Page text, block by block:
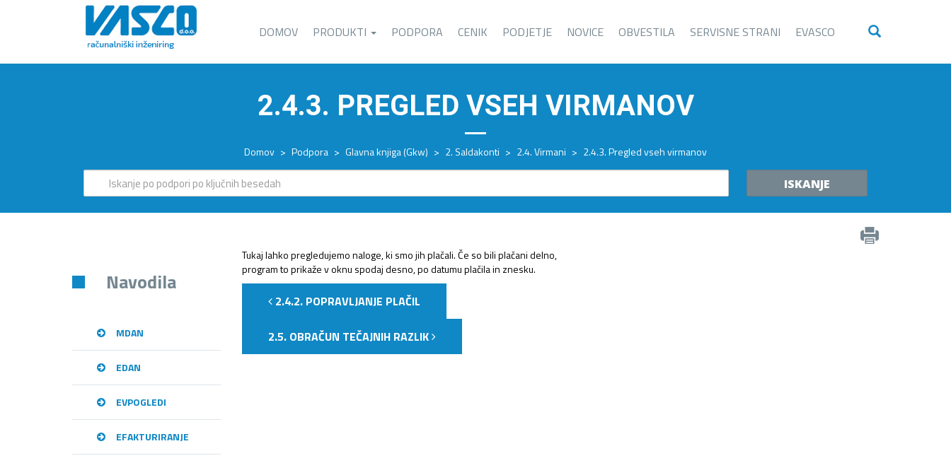
DOMOV PRODUKTI PODPORA CENIK PODJETJE NOVICE OBVESTILA SERVISNE STRANI EVASCO
2.4.3. PREGLED VSEH VIRMANOV
Domov > Podpora > Glavna knjiga (Gkw) > 2. Saldakonti > 2.4. Virmani > 2.4.3. Pregled vseh virmanov
ISKANJE
Navodila
MDAN
EDAN
EVPOGLEDI
EFAKTURIRANJE
Tukaj lahko pregledujemo naloge, ki smo jih plačali. Če so bili plačani delno,
program to prikaže v oknu spodaj desno, po datumu plačila in znesku.
2.4.2. POPRAVLJANJE PLAČIL
2.5. OBRAČUN TEČAJNIH RAZLIK